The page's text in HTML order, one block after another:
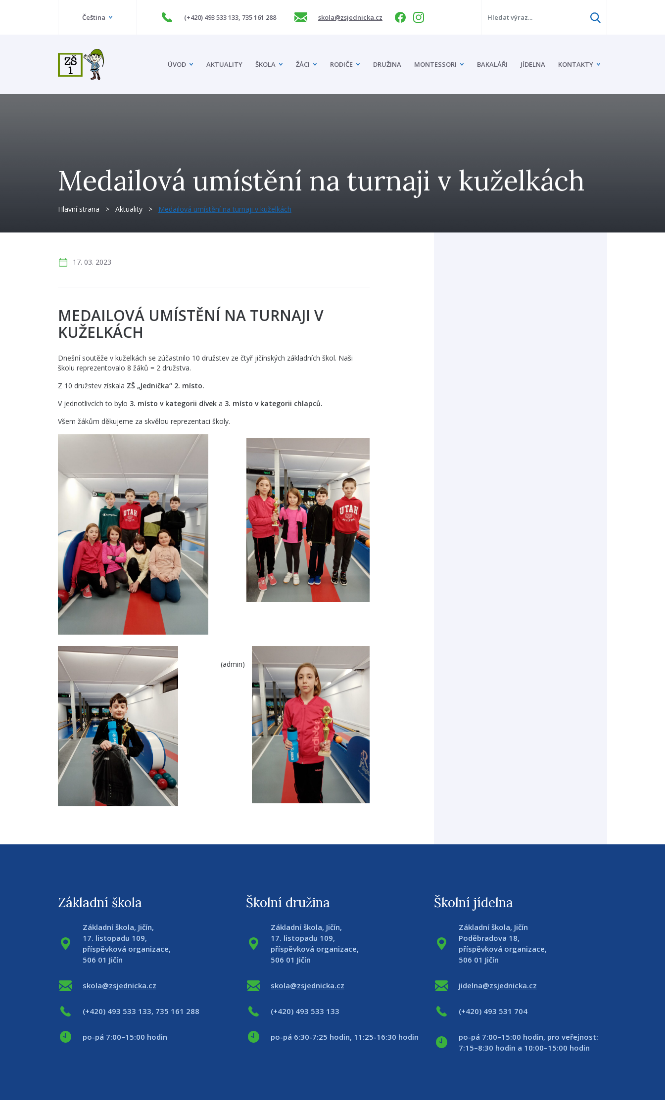
Čeština (+420) 493 533 133, 735 161 288 skola@zsjednicka.cz
ÚVOD AKTUALITY ŠKOLA ŽÁCI RODIČE DRUŽINA MONTESSORI BAKALÁŘI JÍDELNA KONTAKTY
Medailová umístění na turnaji v kuželkách
Hlavní strana > Aktuality > Medailová umístění na turnaji v kuželkách
17. 03. 2023
MEDAILOVÁ UMÍSTĚNÍ NA TURNAJI V
KUŽELKÁCH
Dnešní soutěže v kuželkách se zúčastnilo 10 družstev ze čtyř jičínských základních škol. Naši
školu reprezentovalo 8 žáků = 2 družstva.
Z 10 družstev získala ZŠ „Jednička“ 2. místo.
V jednotlivcích to bylo 3. místo v kategorii dívek a 3. místo v kategorii chlapců.
Všem žákům děkujeme za skvělou reprezentaci školy.
(admin)
Základní škola
Základní škola, Jičín,
17. listopadu 109,
příspěvková organizace,
506 01 Jičín
skola@zsjednicka.cz
(+420) 493 533 133, 735 161 288
po-pá 7:00–15:00 hodin
Školní družina
Základní škola, Jičín,
17. listopadu 109,
příspěvková organizace,
506 01 Jičín
skola@zsjednicka.cz
(+420) 493 533 133
po-pá 6:30-7:25 hodin, 11:25-16:30 hodin
Školní jídelna
Základní škola, Jičín
Poděbradova 18,
příspěvková organizace,
506 01 Jičín
jidelna@zsjednicka.cz
(+420) 493 531 704
po-pá 7:00–15:00 hodin, pro veřejnost:
7:15–8:30 hodin a 10:00–15:00 hodin